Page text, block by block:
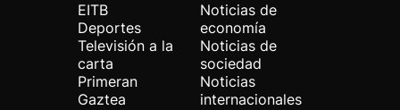
EITB
Deportes
Televisión a la
carta
Primeran
Gaztea
Noticias de
economía
Noticias de
sociedad
Noticias
internacionales